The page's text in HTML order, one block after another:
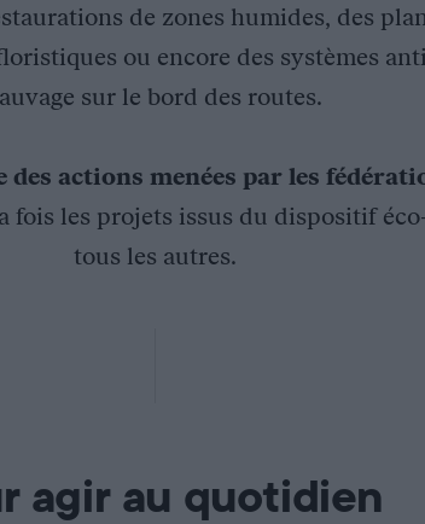
de zones humides, des
ou encore des systèmes
sur le bord des routes.
des actions menées par les
fois les projets issus du dispositif
tous les autres.
agir au quotidien